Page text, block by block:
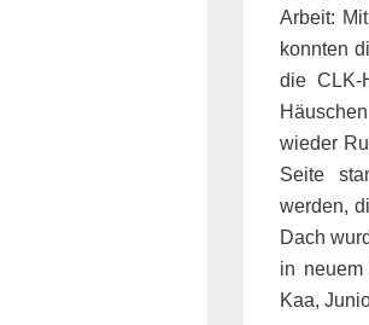
Arbeit:
konnten
die CLK-
wieder
Seite
werden,
Dach
in neuem
Kaa,